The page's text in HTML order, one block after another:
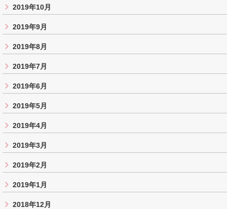
2019年10月
2019年9月
2019年8月
2019年7月
2019年6月
2019年5月
2019年4月
2019年3月
2019年2月
2019年1月
2018年12月